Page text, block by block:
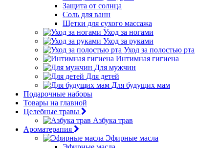
Защита от солнца
Соль для ванн
Щетки для сухого массажа
Уход за ногами
Уход за руками
Уход за полостью рта
Интимная гигиена
Для мужчин
Для детей
Для будущих мам
Подарочные наборы
Товары на главной
Целебные травы
Азбука трав
Ароматерапия
Эфирные масла